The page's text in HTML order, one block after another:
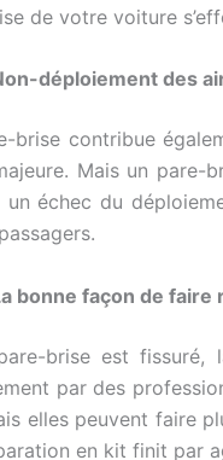
de votre voiture
déploiement des
brise contribue
Mais un pare-
un échec du
bonne façon de
brise est
par des
elles peuvent faire
en kit finit par